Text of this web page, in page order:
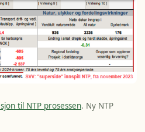
til NTP prosessen. Ny NTP